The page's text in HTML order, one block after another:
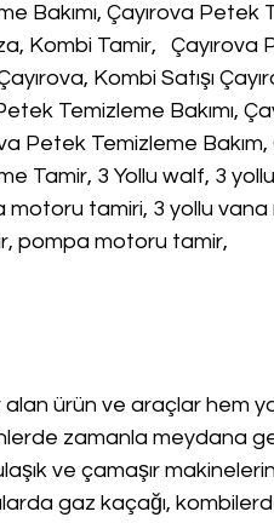
Bakımı, Çayırova Petek
Kombi Tamir,
Kombi Satışı
Temizleme Bakımı,
Petek Temizleme
Tamir, 3 Yollu walf, 3
motoru tamiri, 3 yollu
pompa motoru tamir,
alan ürün ve araçlar hem
zamanla meydana
ve çamaşır
gaz kaçağı,